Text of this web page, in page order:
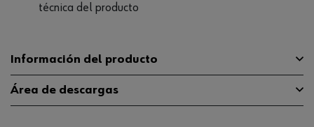
técnica del producto
Información del producto
Diseño Rectos
Área de descargas